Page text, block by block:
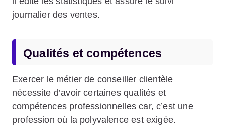
journalier des ventes.
Qualités et compétences
Exercer le métier de conseiller clientèle
nécessite d’avoir certaines qualités et
compétences professionnelles car, c’est une
profession où la polyvalence est exigée.